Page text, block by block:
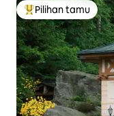
Pilihan tamu
Pilihan tamu